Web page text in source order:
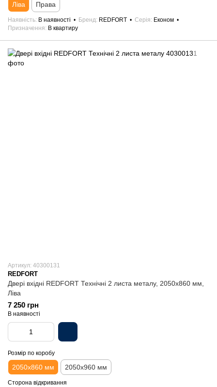
Ліва Права
Наявність В наявності Бренд REDFORT Серія
Економ
Призначення
В квартиру
Артикул: 40300131
REDFORT
Двері вхідні REDFORT Технічні 2 листа металу, 2050х860 мм,
Ліва
7 250 грн
В наявності
Розмір по коробу
2050х860 мм 2050х960 мм
Сторона відкривання